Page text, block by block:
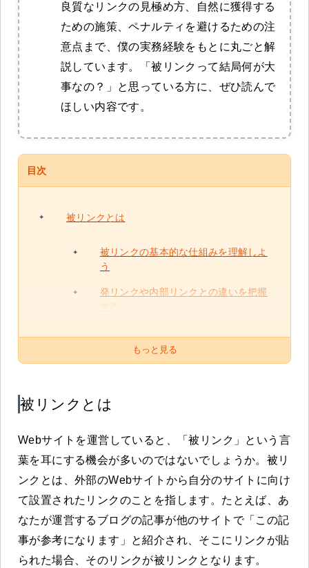
良質なリンクの見極め方、自然に獲得する
ための施策、ペナルティを避けるための注
意点まで、僕の実務経験をもとに丸ごと解
説しています。「被リンクって結局何が大
事なの？」と思っている方に、ぜひ読んで
ほしい内容です。
目次
被リンクとは
被リンクの基本的な仕組みを理解しよ
う
発リンクや内部リンクとの違いを把握
する
もっと見る
被リンクとは
Webサイトを運営していると、「被リンク」という言
葉を耳にする機会が多いのではないでしょうか。被リ
ンクとは、外部のWebサイトから自分のサイトに向け
て設置されたリンクのことを指します。たとえば、あ
なたが運営するブログの記事が他のサイトで「この記
事が参考になります」と紹介され、そこにリンクが貼
られた場合、そのリンクが被リンクとなります。